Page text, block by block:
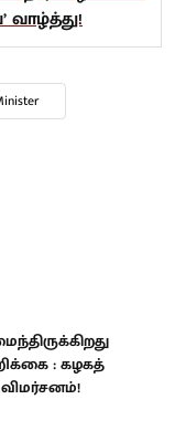
வாழ்த்து!
: கழகத்